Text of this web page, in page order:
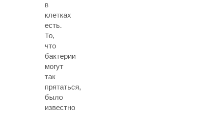
в
клетках
есть.
То,
что
бактерии
могут
так
прятаться,
было
известно